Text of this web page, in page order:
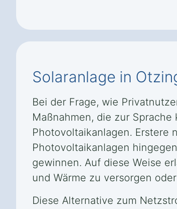
Solaranlage in
Bei der Frage, wie
Maßnahmen, die zur
Photovoltaikanlagen. Erstere
Photovoltaikanlagen
gewinnen. Auf diese Weise
und Wärme zu versorgen
Diese Alternative zum